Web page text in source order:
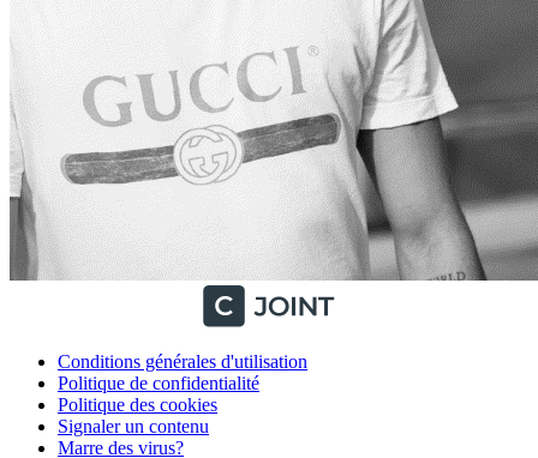
Conditions générales d'utilisation
Politique de confidentialité
Politique des cookies
Signaler un contenu
Marre des virus?